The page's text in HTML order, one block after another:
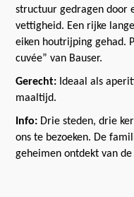
structuur gedragen door
vettigheid. Een rijke
eiken houtrijping gehad.
cuvée” van Bauser.
Gerecht: Ideaal als
maaltijd.
Info: Drie steden, drie
ons te bezoeken. De
geheimen ontdekt van